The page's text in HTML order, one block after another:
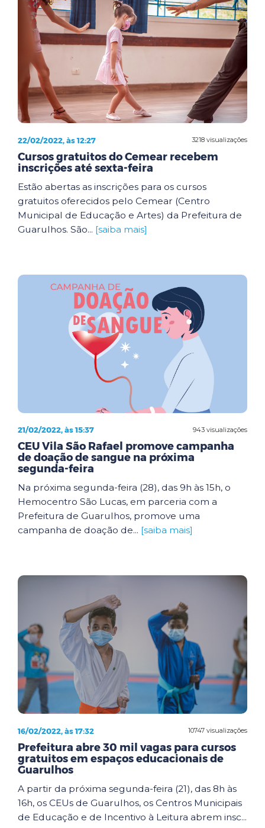
3218 visualizações
22/02/2022, às 12:27
Cursos gratuitos do Cemear recebem
inscrições até sexta-feira
Estão abertas as inscrições para os cursos
gratuitos oferecidos pelo Cemear (Centro
Municipal de Educação e Artes) da Prefeitura de
Guarulhos. São... [saiba mais]
943 visualizações
21/02/2022, às 15:37
CEU Vila São Rafael promove campanha
de doação de sangue na próxima
segunda-feira
Na próxima segunda-feira (28), das 9h às 15h, o
Hemocentro São Lucas, em parceria com a
Prefeitura de Guarulhos, promove uma
campanha de doação de... [saiba mais]
10747 visualizações
16/02/2022, às 17:32
Prefeitura abre 30 mil vagas para cursos
gratuitos em espaços educacionais de
Guarulhos
A partir da próxima segunda-feira (21), das 8h às
16h, os CEUs de Guarulhos, os Centros Municipais
de Educação e de Incentivo à Leitura abrem insc...